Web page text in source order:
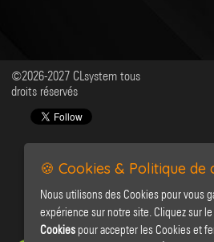
©2026-2027 CLsystem tous
droits réservés
🍪 Cookies & Politique de
Nous utilisons des Cookies pour vous
expérience sur notre site. Cliquez sur
Cookiespour accepter les Cookies et